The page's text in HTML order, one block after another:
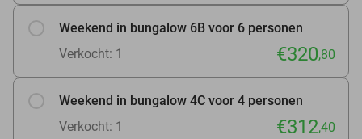
Weekend in bungalow 6B voor 6 personen
Verkocht: 1
€320,80
Weekend in bungalow 4C voor 4 personen
Verkocht: 1
€312,40